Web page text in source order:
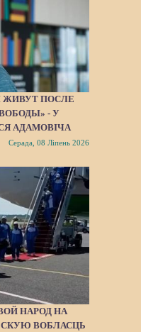
ЖИВУТ ПОСЛЕ
- У
АДАМОВІЧА
Серада, 08 Ліпень 2026
НАРОД НА
ВОБЛАСЦЬ